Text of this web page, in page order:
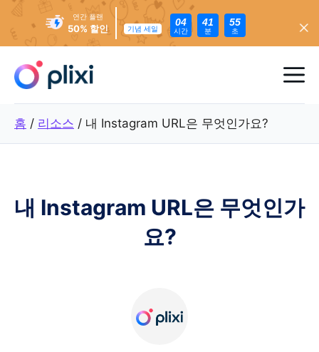
너
50% 할인
연간 플랜
기념 세일
04
시간
41
분
53
초
메
홈 / 리소스 / 내 Instagram URL은 무엇인가요?
내 Instagram URL은 무엇인가
요?